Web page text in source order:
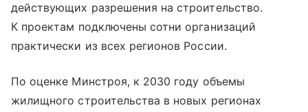
действующих разрешения на строительство.
К проектам подключены сотни организаций
практически из всех регионов России.
По оценке Минстроя, к 2030 году объемы
жилищного строительства в новых регионах